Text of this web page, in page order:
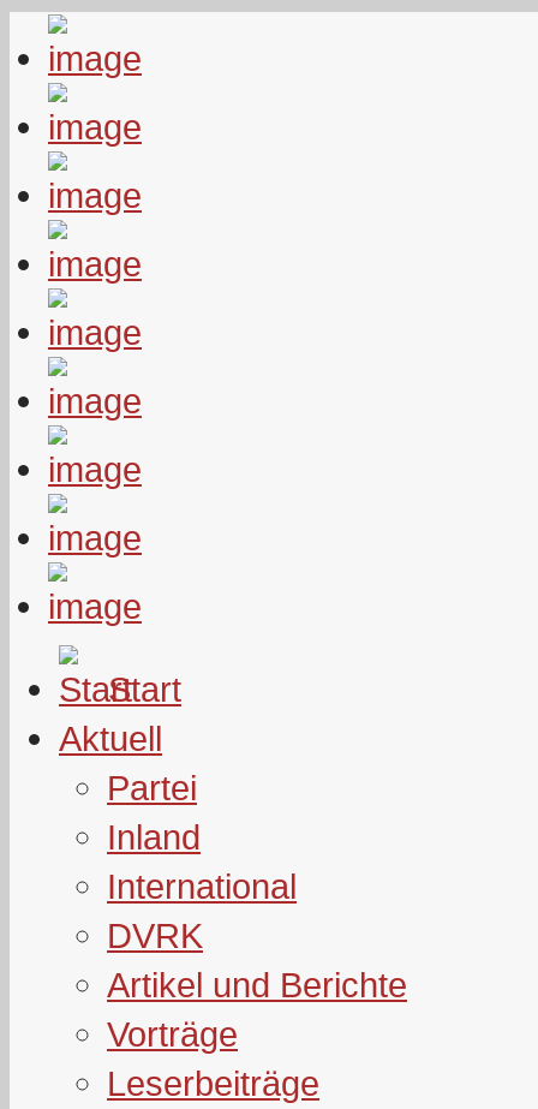
Start
Aktuell
Partei
Inland
International
DVRK
Artikel und Berichte
Vorträge
Leserbeiträge